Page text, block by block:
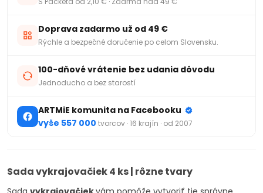
Doprava zadarmo už od 49 €
Rýchle a bezpečné doručenie po celom Slovensku.
100-dňové vrátenie bez udania dôvodu
Jednoducho a bez starostí
ARTMiE komunita na Facebooku
vyše 557 000 tvorcov · 16 krajín · od 2007
Sada vykrajovačiek 4 ks | rôzne tvary